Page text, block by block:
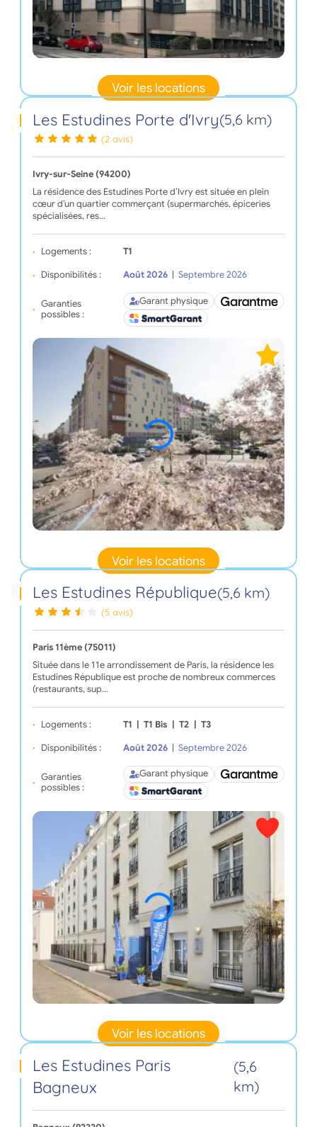
Voir les locations
Les Estudines Porte d'Ivry(5,6 km)
(2 avis)
Ivry-sur-Seine (94200)
La résidence des Estudines Porte d’Ivry est située en plein
cœur d’un quartier commerçant (supermarchés, épiceries
spécialisées, res…
Logements : T1
Disponibilités : Août 2026 Septembre 2026
Garanties
possibles :
Garant physique
Voir les locations
Les Estudines République(5,6 km)
(5 avis)
Paris 11ème (75011)
Située dans le 11e arrondissement de Paris, la résidence les
Estudines République est proche de nombreux commerces
(restaurants, sup…
Logements : T1 T1 Bis T2 T3
Disponibilités : Août 2026 Septembre 2026
Garanties
possibles :
Garant physique
Voir les locations
Les Estudines Paris
Bagneux
(5,6
km)